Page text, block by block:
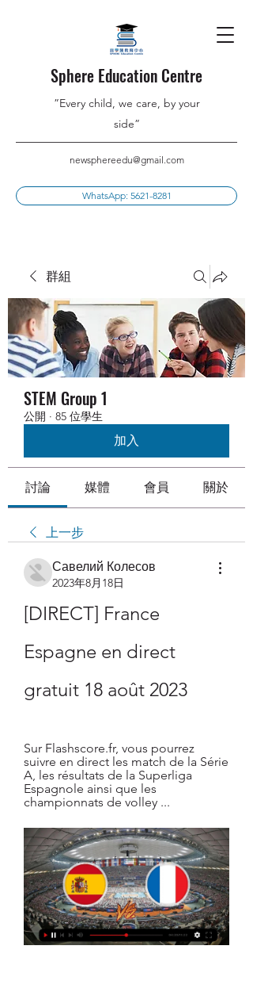
Sphere Education Centre
”Every child, we care, by your
side”
newsphereedu@gmail.com
WhatsApp: 5621-8281
群組
STEM Group 1
公開 · 85 位學生
加入
討論 媒體 會員 關於
上一步
Савелий Колесов
2023年8月18日
[DIRECT] France
Espagne en direct
gratuit 18 août 2023
Sur Flashscore.fr, vous pourrez
suivre en direct les match de la Série
A, les résultats de la Superliga
Espagnole ainsi que les
championnats de volley ...